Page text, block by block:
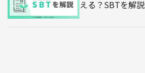
える？SBTを解説